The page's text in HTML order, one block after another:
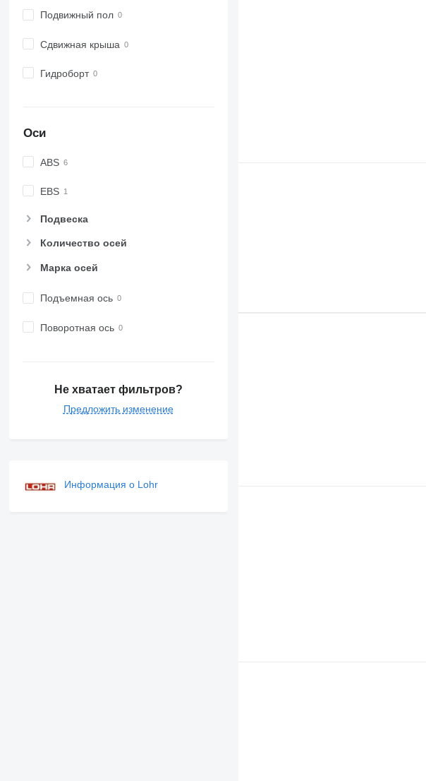
Подвижный пол
Сдвижная крыша
Гидроборт
Оси
ABS
EBS
Подвеска
Количество осей
Марка осей
Подъемная ось
Поворотная ось
Не хватает фильтров?
Предложить изменение
Информация о Lohr